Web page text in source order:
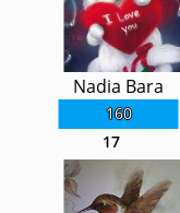
160
Nadia Bara
17